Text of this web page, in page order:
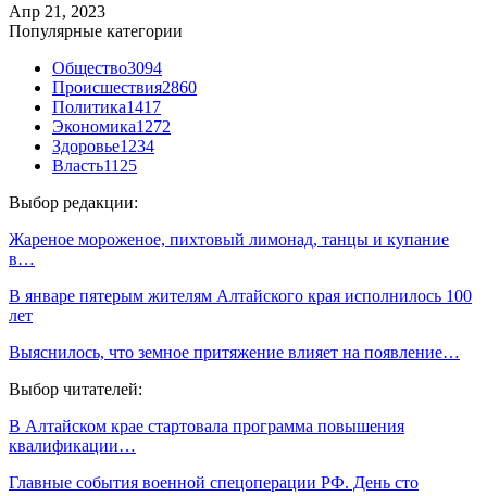
Апр 21, 2023
Популярные категории
Общество3094
Происшествия2860
Политика1417
Экономика1272
Здоровье1234
Власть1125
Выбор редакции:
Жареное мороженое, пихтовый лимонад, танцы и купание
в…
В январе пятерым жителям Алтайского края исполнилось 100
лет
Выяснилось, что земное притяжение влияет на появление…
Выбор читателей:
В Алтайском крае стартовала программа повышения
квалификации…
Главные события военной спецоперации РФ. День сто